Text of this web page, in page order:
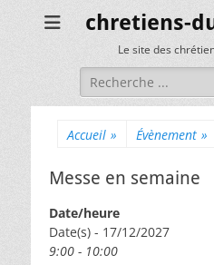
chretiens-
Le site des
Rechercher :
Accueil » Évènement »
Messe en semaine
Date/heure
Date(s) - 17/12/2027
9:00 - 10:00